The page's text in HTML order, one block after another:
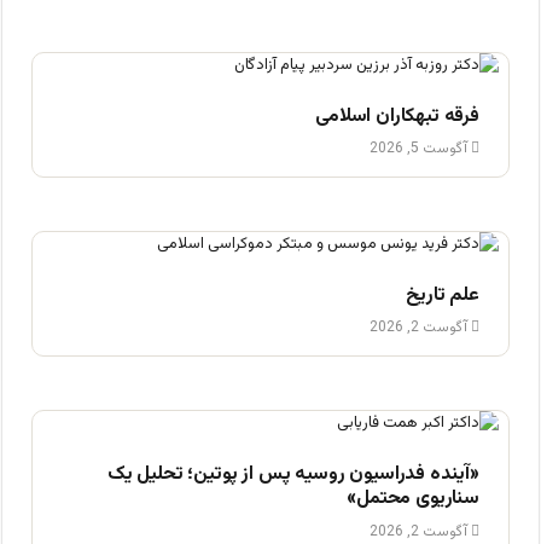
فرقه تبهکاران اسلامی
آگوست 5, 2026
علم تاریخ
آگوست 2, 2026
«آینده فدراسیون روسیه پس از پوتین؛ تحلیل یک
سناریوی محتمل»
آگوست 2, 2026